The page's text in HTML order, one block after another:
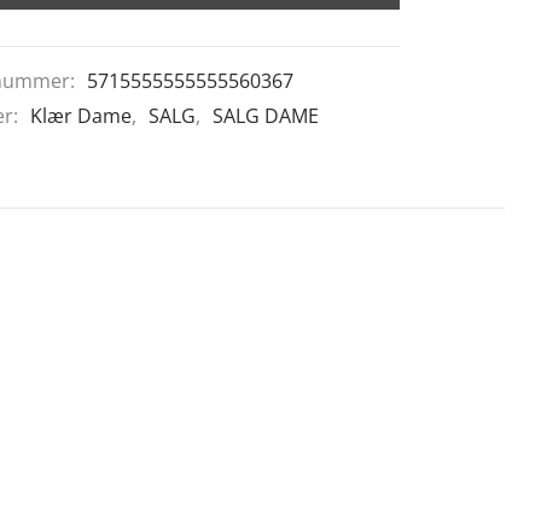
5715555555555560367
Klær Dame, SALG, SALG DAME